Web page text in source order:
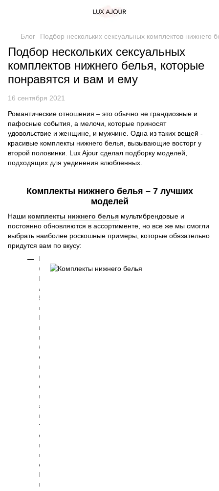
Блог Подбор нескольких сексуальных комплектов нижнего
Подбор нескольких сексуальных
комплектов нижнего белья, которые
понравятся и вам и ему
16 сентября 2021
Романтические отношения – это обычно не грандиозные и
пафосные события, а мелочи, которые приносят
удовольствие и женщине, и мужчине. Одна из таких вещей -
красивые комплекты нижнего белья, вызывающие восторг у
второй половинки. Lux Ajour сделал подборку моделей,
подходящих для уединения влюбленных.
Комплекты нижнего белья – 7 лучших
моделей
Наши комплекты нижнего белья мультибрендовые и
постоянно обновляются в ассортименте, но все же мы смогли
выбрать наиболее роскошные примеры, которые обязательно
придутся вам по вкусу:
Комплект
белья
Enuo
AngGee
5097
молочный.
Нежный
кружевной
комплект
белья,
состоящий
из
бюстгалтера
с
пуш-
апом
и
трусиков
слипов,
шлейки
не
съёмные.
Бюст
на